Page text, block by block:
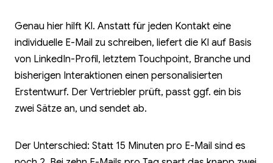
Genau hier hilft KI. Anstatt für jeden Kontakt eine
individuelle E-Mail zu schreiben, liefert die KI auf Basis
von LinkedIn-Profil, letztem Touchpoint, Branche und
bisherigen Interaktionen einen personalisierten
Erstentwurf. Der Vertriebler prüft, passt ggf. ein bis
zwei Sätze an, und sendet ab.
Der Unterschied: Statt 15 Minuten pro E-Mail sind es